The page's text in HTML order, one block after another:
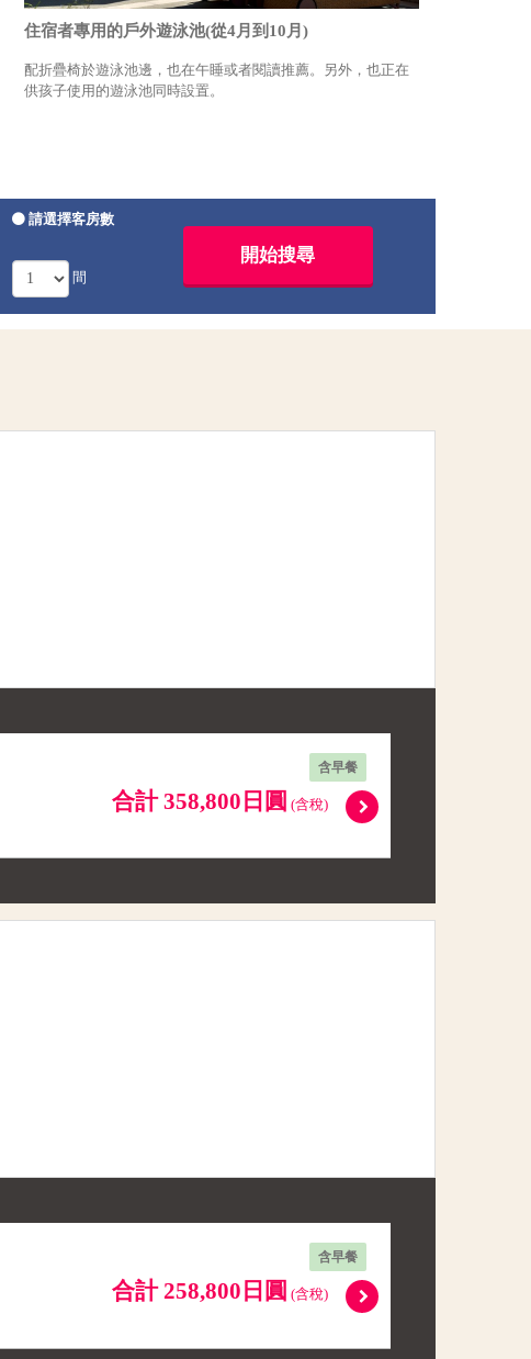
住宿者專用的戶外遊泳池(從4月到10月)
配折疊椅於遊泳池邊，也在午睡或者閱讀推薦。另外，也正在
供孩子使用的遊泳池同時設置。
請選擇客房數
間
含早餐
合計 358,800日圓 (含稅)
含早餐
合計 258,800日圓 (含稅)